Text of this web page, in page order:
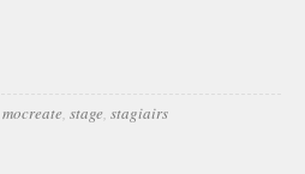
mocreate, stage, stagiairs